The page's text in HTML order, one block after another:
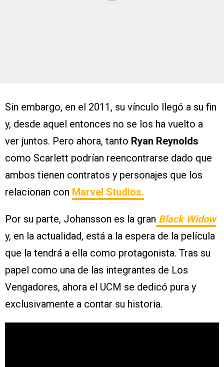
Sin embargo, en el 2011, su vínculo llegó a su fin
y, desde aquel entonces no se los ha vuelto a
ver juntos. Pero ahora, tanto Ryan Reynolds
como Scarlett podrían reencontrarse dado que
ambos tienen contratos y personajes que los
relacionan con Marvel Studios.
Por su parte, Johansson es la gran Black Widow
y, en la actualidad, está a la espera de la película
que la tendrá a ella como protagonista. Tras su
papel como una de las integrantes de Los
Vengadores, ahora el UCM se dedicó pura y
exclusivamente a contar su historia.